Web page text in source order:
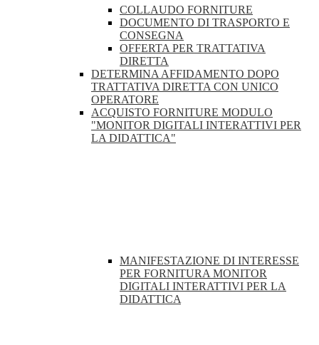
COLLAUDO FORNITURE
DOCUMENTO DI TRASPORTO E
CONSEGNA
OFFERTA PER TRATTATIVA
DIRETTA
DETERMINA AFFIDAMENTO DOPO
TRATTATIVA DIRETTA CON UNICO
OPERATORE
ACQUISTO FORNITURE MODULO
"MONITOR DIGITALI INTERATTIVI PER
LA DIDATTICA"
MANIFESTAZIONE DI INTERESSE
PER FORNITURA MONITOR
DIGITALI INTERATTIVI PER LA
DIDATTICA